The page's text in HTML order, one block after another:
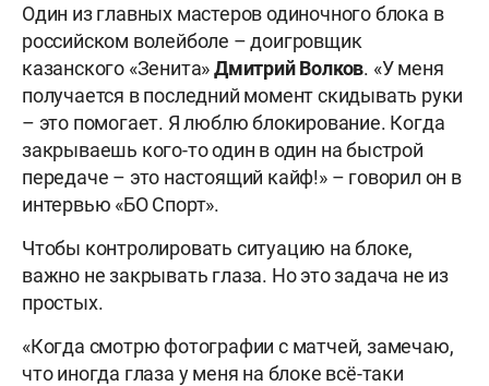
Один из главных мастеров одиночного блока в
российском волейболе – доигровщик
казанского «Зенита»Дмитрий Волков. «У меня
получается в последний момент скидывать руки
– это помогает. Я люблю блокирование. Когда
закрываешь кого-то один в один на быстрой
передаче – это настоящий кайф!» – говорил он в
интервью «БО Спорт».
Чтобы контролировать ситуацию на блоке,
важно не закрывать глаза. Но это задача не из
простых.
«Когда смотрю фотографии с матчей, замечаю,
что иногда глаза у меня на блоке всё-таки